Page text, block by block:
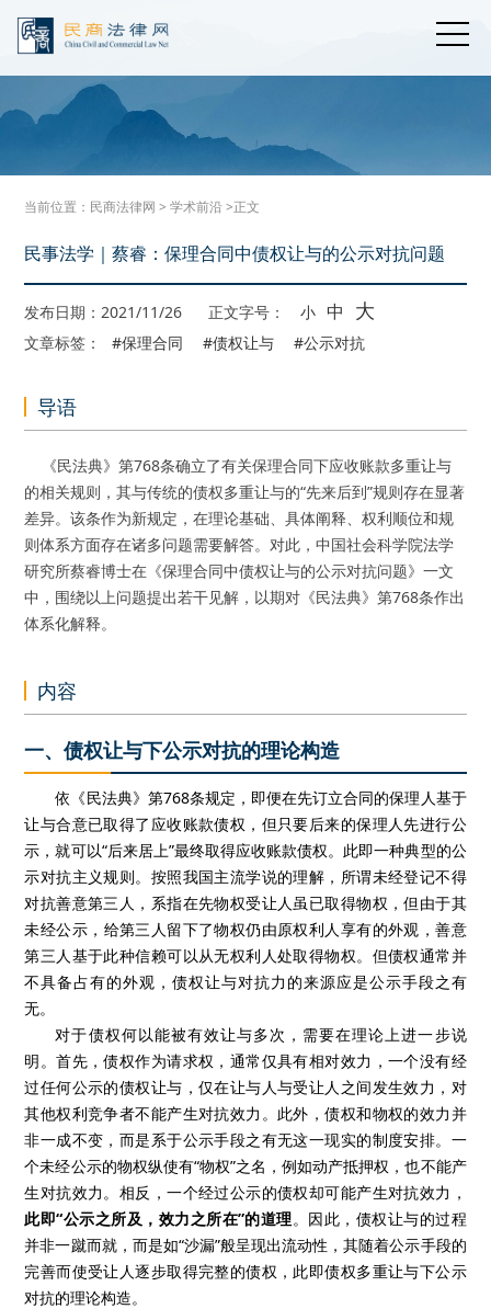
当前位置： 民商法律网 >学术前沿>正文
民事法学｜蔡睿：保理合同中债权让与的公示对抗问题
发布日期：2021/11/26 正文字号： 小 中 大
文章标签： #保理合同 #债权让与 #公示对抗
导语
《民法典》第768条确立了有关保理合同下应收账款多重让与
的相关规则，其与传统的债权多重让与的“先来后到”规则存在显著
差异。该条作为新规定，在理论基础、具体阐释、权利顺位和规
则体系方面存在诸多问题需要解答。对此，中国社会科学院法学
研究所蔡睿博士在《保理合同中债权让与的公示对抗问题》一文
中，围绕以上问题提出若干见解，以期对《民法典》第768条作出
体系化解释。
内容
一、债权让与下公示对抗的理论构造
依《民法典》第768条规定，即便在先订立合同的保理人基于
让与合意已取得了应收账款债权，但只要后来的保理人先进行公
示，就可以“后来居上”最终取得应收账款债权。此即一种典型的公
示对抗主义规则。按照我国主流学说的理解 ， 所谓未经登记不得
对抗善意第三人 ， 系指在先物权受让人虽已取得物权，但由于其
未经公示 ， 给第三人留下了物权仍由原权利人享有的外观，善意
第三人基于此种信赖可以从无权利人处取得物权。但债权通常并
不具备占有的外观，债权让与对抗力的来源应是公示手段之有
无。
对于债权何以能被有效让与多次，需要在理论上进一步说
明。首先，债权作为请求权，通常仅具有相对效力，一个没有经
过任何公示的债权让与，仅在让与人与受让人之间发生效力，对
其他权利竞争者不能产生对抗效力。此外，债权和物权的效力并
非一成不变，而是系于公示手段之有无这一现实的制度安排。一
个未经公示的物权纵使有“物权”之名，例如动产抵押权，也不能产
生对抗效力。相反，一个经过公示的债权却可能产生对抗效力，
此即“公示之所及，效力之所在”的道理。因此，债权让与的过程
并非一蹴而就，而是如“沙漏”般呈现出流动性，其随着公示手段的
完善而使受让人逐步取得完整的债权，此即债权多重让与下公示
对抗的理论构造。